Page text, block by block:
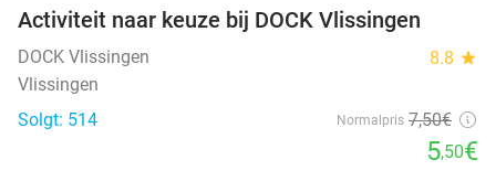
Activiteit naar keuze bij DOCK Vlissingen
DOCK Vlissingen 8.8 star
Vlissingen
Solgt: 514
Normalpris 7,50€
5,50€